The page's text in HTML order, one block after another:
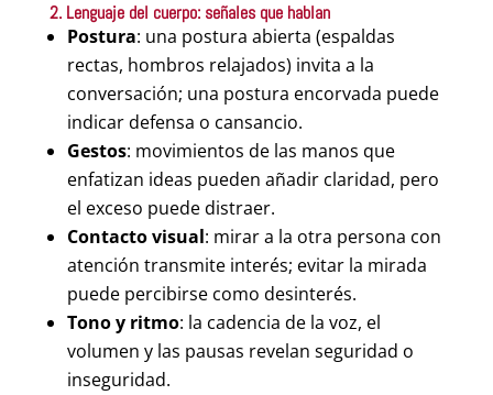
2. Lenguaje del cuerpo: señales que hablan
Postura: una postura abierta (espaldas
rectas, hombros relajados) invita a la
conversación; una postura encorvada puede
indicar defensa o cansancio.
Gestos: movimientos de las manos que
enfatizan ideas pueden añadir claridad, pero
el exceso puede distraer.
Contacto visual: mirar a la otra persona con
atención transmite interés; evitar la mirada
puede percibirse como desinterés.
Tono y ritmo: la cadencia de la voz, el
volumen y las pausas revelan seguridad o
inseguridad.